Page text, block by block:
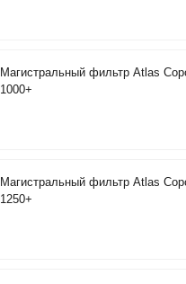
Магистральный фильтр Atlas
1000+
Магистральный фильтр Atlas
1250+